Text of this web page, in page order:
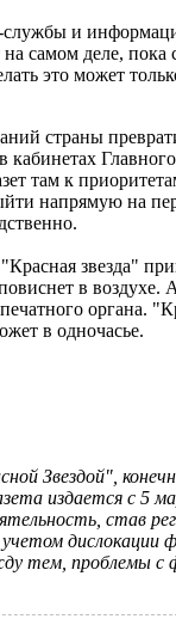
службы и
самом деле,
это может
страны
кабинетах
там к
напрямую на
звезда"
в воздухе.
органа.
в одночасье.
Звездой",
издается с
став
дислокации
проблемы с